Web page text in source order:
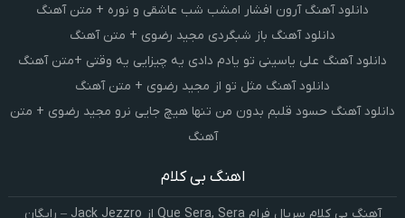
دانلود آهنگ آرون افشار امشب شب عاشقی و نوره + متن آهنگ
دانلود آهنگ باز شبگردی مجید رضوی + متن آهنگ
دانلود آهنگ علی یاسینی تو یادم دادی یه چیزایی یه وقتی +متن آهنگ
دانلود آهنگ مثل تو از مجید رضوی + متن آهنگ
دانلود آهنگ حسود قلبم بدون من تنها هیچ جایی نرو مجید رضوی + متن
آهنگ
اهنگ بی کلام
آهنگ بی کلام سریال فرام Que Sera, Sera از Jack Jezzro – رایگان